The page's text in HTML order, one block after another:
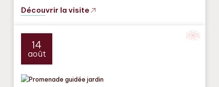
Découvrir la visite
14
août